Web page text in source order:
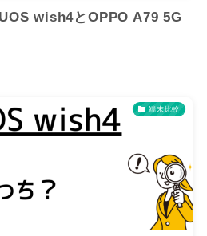
wish4とOPPO A79 5G
端末比較